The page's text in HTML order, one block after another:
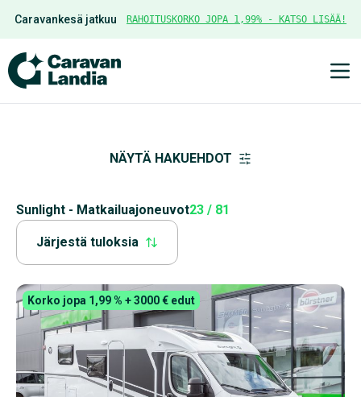
Caravankesä jatkuu RAHOITUSKORKO JOPA 1,99% - KATSO LISÄÄ!
NÄYTÄ HAKUEHDOT
Sunlight - Matkailuajoneuvot23 / 81
Järjestä tuloksia
Korko jopa 1,99 % + 3000 € edut